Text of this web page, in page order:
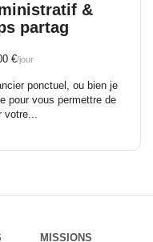
&
partag
€/jour
ponctuel, ou bien je
pour vous permettre de
votre...
MISSIONS